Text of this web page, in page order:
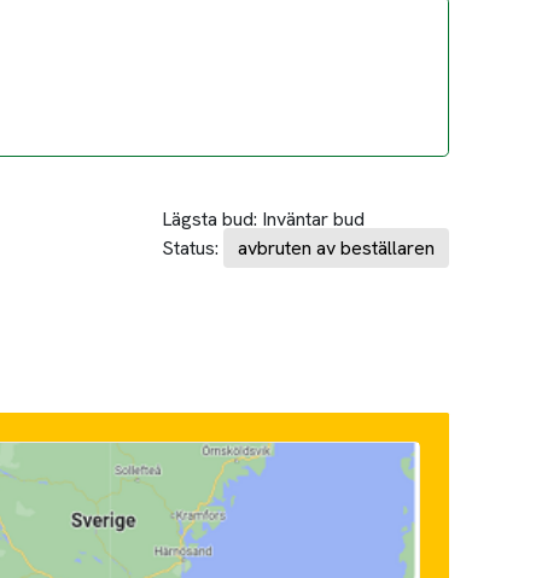
Lägsta bud: Inväntar bud
Status:
avbruten av beställaren